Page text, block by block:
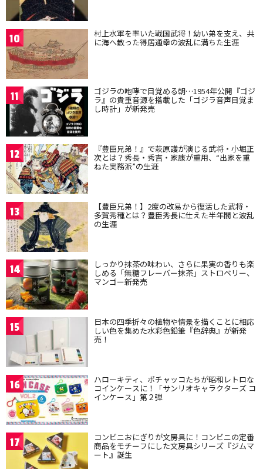
10 村上水軍を率いた戦国武将！幼い弟を支え、共
に海へ散った得居通幸の波乱に満ちた生涯
11 ゴジラの咆哮で目覚める朝…1954年公開『ゴジ
ラ』の貴重音源を搭載した「ゴジラ音声目覚ま
し時計」が新発売
12 『豊臣兄弟！』で萩原護が演じる武将・小堀正
次とは？秀長・秀吉・家康が重用、“出家を重
ねた実務派”の生涯
13 【豊臣兄弟！】2度の改易から復活した武将・
多賀秀種とは？豊臣秀長に仕えた半年間と波乱
の生涯
14 しっかり抹茶の味わい、さらに果実の香りも楽
しめる「無糖フレーバー抹茶」ストロベリー、
マンゴー新発売
15 日本の四季折々の植物や情景を描くことに相応
しい色を集めた水彩色鉛筆『色辞典』が新発
売！
16 ハローキティ、ポチャッコたちが昭和レトロな
コインケースに！「サンリオキャラクターズ コ
インケース」第２弾
17 コンビニおにぎりが文房具に！コンビニの定番
商品をモチーフにした文房具シリーズ『ジムマ
ート』誕生